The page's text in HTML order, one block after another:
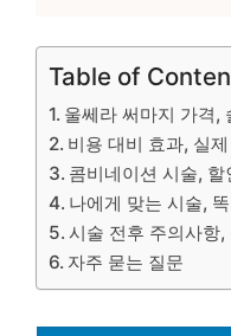
Table of
울쎄라 써마지 가격,
비용 대비 효과, 실
콤비네이션 시술, 할
나에게 맞는 시술,
시술 전후 주의사항,
자주 묻는 질문